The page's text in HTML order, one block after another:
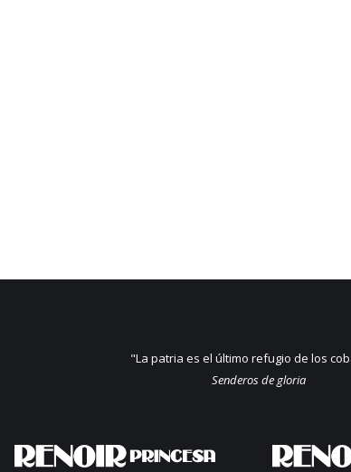
"La patria es el último refugio de los
Senderos de gloria